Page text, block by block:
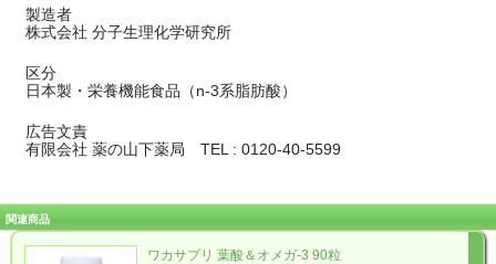
製造者
株式会社 分子生理化学研究所
区分
日本製・栄養機能食品（n-3系脂肪酸）
広告文責
有限会社 薬の山下薬局 TEL : 0120-40-5599
関連商品
ワカサプリ 葉酸＆オメガ-3 90粒